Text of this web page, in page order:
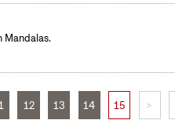
Mandalas.
12 13 14 15 >